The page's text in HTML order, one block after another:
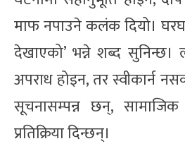
माफ नपाउने कलंक दियो।
देखाएको’ भन्ने शब्द सुनिन्छ।
अपराध होइन, तर स्वीकार्न
सूचनासम्पन्न छन्, सामाजिक
प्रतिक्रिया दिन्छन्।